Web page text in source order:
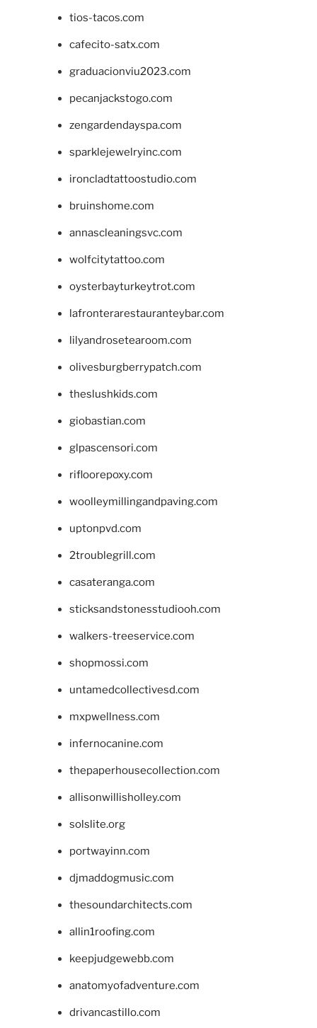
tios-tacos.com
cafecito-satx.com
graduacionviu2023.com
pecanjackstogo.com
zengardendayspa.com
sparklejewelryinc.com
ironcladtattoostudio.com
bruinshome.com
annascleaningsvc.com
wolfcitytattoo.com
oysterbayturkeytrot.com
lafronterarestauranteybar.com
lilyandrosetearoom.com
olivesburgberrypatch.com
theslushkids.com
giobastian.com
glpascensori.com
rifloorepoxy.com
woolleymillingandpaving.com
uptonpvd.com
2troublegrill.com
casateranga.com
sticksandstonesstudiooh.com
walkers-treeservice.com
shopmossi.com
untamedcollectivesd.com
mxpwellness.com
infernocanine.com
thepaperhousecollection.com
allisonwillisholley.com
solslite.org
portwayinn.com
djmaddogmusic.com
thesoundarchitects.com
allin1roofing.com
keepjudgewebb.com
anatomyofadventure.com
drivancastillo.com